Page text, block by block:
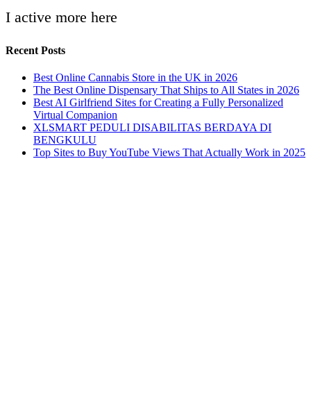
I active more here
Recent Posts
Best Online Cannabis Store in the UK in 2026
The Best Online Dispensary That Ships to All States in 2026
Best AI Girlfriend Sites for Creating a Fully Personalized
Virtual Companion
XLSMART PEDULI DISABILITAS BERDAYA DI
BENGKULU
Top Sites to Buy YouTube Views That Actually Work in 2025